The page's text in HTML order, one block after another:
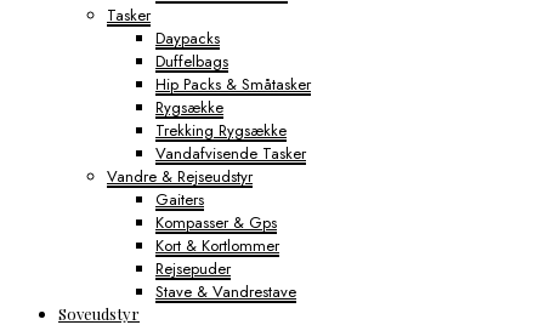
Tasker
Daypacks
Duffelbags
Hip Packs & Småtasker
Rygsække
Trekking Rygsække
Vandafvisende Tasker
Vandre & Rejseudstyr
Gaiters
Kompasser & Gps
Kort & Kortlommer
Rejsepuder
Stave & Vandrestave
Soveudstyr